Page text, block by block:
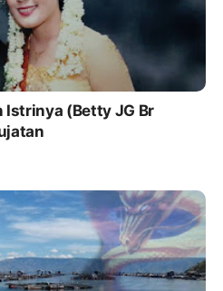
Istrinya (Betty JG Br